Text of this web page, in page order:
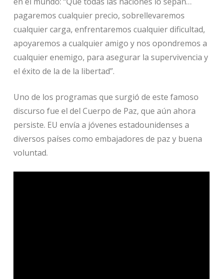
pagaremos cualquier precio, sobrellevaremos
cualquier carga, enfrentaremos cualquier dificultad,
apoyaremos a cualquier amigo y nos opondremos a
cualquier enemigo, para asegurar la supervivencia y
el éxito de la de la libertad”.
Uno de los programas que surgió de este famoso
discurso fue el del Cuerpo de Paz, que aún ahora
persiste. EU envía a jóvenes estadounidenses a
diversos países como embajadores de paz y buena
voluntad.